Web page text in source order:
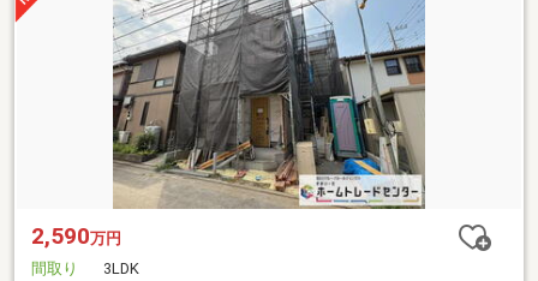
2,590万円
間取り
3LDK